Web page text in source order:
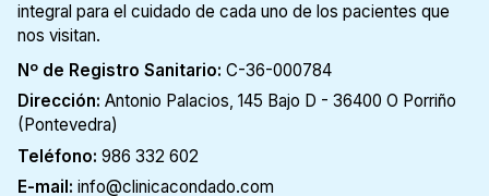
integral para el cuidado de cada uno de los pacientes que
nos visitan.
Nº de Registro Sanitario: C-36-000784
Dirección: Antonio Palacios, 145 Bajo D - 36400 O Porriño
(Pontevedra)
Teléfono: 986 332 602
E-mail: info@clinicacondado.com